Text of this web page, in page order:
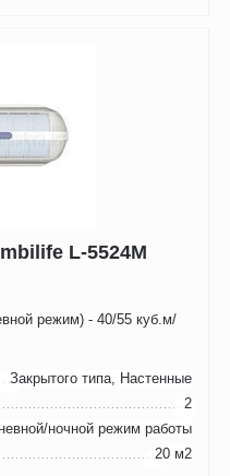
L-5524М
режим) - 40/55 куб.м/
Закрытого типа, Настенные
2
ночной режим работы
20 м2